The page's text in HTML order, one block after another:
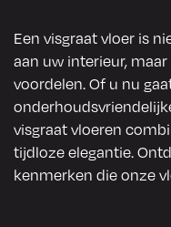
Een visgraat vloer is
aan uw interieur,
voordelen. Of u nu
visgraat vloeren
tijdloze elegantie.
kenmerken die onze